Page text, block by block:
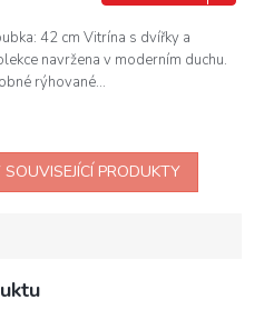
42 cm Vitrína s dvířky a
navržena v moderním duchu.
rýhované...
PRODUKTY